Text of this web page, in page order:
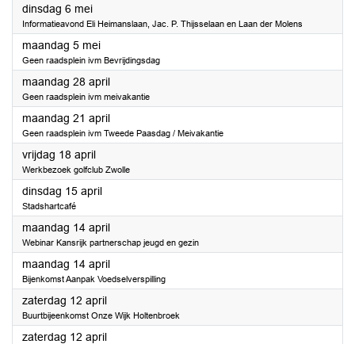
dinsdag 6 mei2025
Informatieavond Eli Heimanslaan, Jac. P. Thijsselaan en Laan der Molens
maandag 5 mei2025
Geen raadsplein ivm Bevrijdingsdag
maandag 28 april2025
Geen raadsplein ivm meivakantie
maandag 21 april2025
Geen raadsplein ivm Tweede Paasdag / Meivakantie
vrijdag 18 april2025
Werkbezoek golfclub Zwolle
dinsdag 15 april2025
Stadshartcafé
maandag 14 april2025
Webinar Kansrijk partnerschap jeugd en gezin
maandag 14 april2025
Bijenkomst Aanpak Voedselverspilling
zaterdag 12 april2025
Buurtbijeenkomst Onze Wijk Holtenbroek
zaterdag 12 april2025